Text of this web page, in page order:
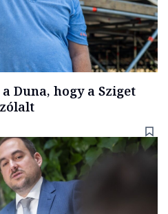
Duna, hogy a Sziget